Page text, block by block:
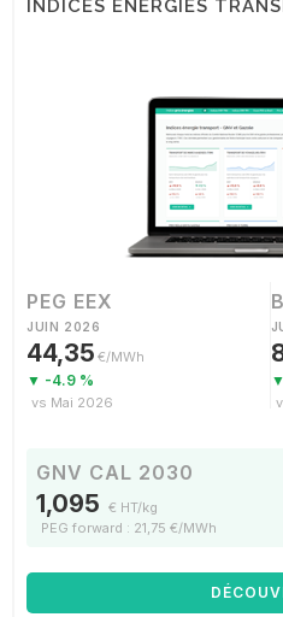
INDICES ÉNERGIES
PEG EEX
JUIN 2026
44,35 €/MWh
▼ -4.9 %
vs Mai 2026
GNV CAL 2030
1,095 € HT/kg
PEG forward : 21,75 €/MWh